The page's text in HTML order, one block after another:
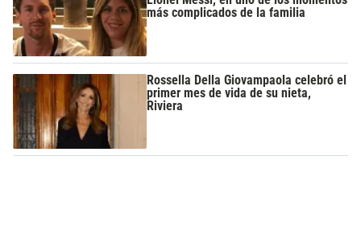
más complicados de la familia
Rossella Della Giovampaola celebró el
primer mes de vida de su nieta,
Riviera